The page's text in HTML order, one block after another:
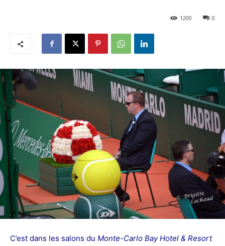
0
1200
C’est dans les salons du Monte-Carlo Bay Hotel & Resort